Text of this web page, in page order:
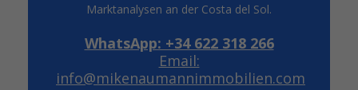
Marktanalysen an der Costa del Sol.
WhatsApp: +34 622 318 266
Email:
info@mikenaumannimmobilien.com